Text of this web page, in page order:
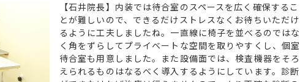
【石井院長】内装では待合室のスペースを広く確保するこ
とが難しいので、できるだけストレスなくお待ちいただけ
るように工夫しましたね。一直線に椅子を並べるのではな
く角をずらしてプライベートな空間を取りやすくし、個室
待合室も用意しました。また設備面では、検査機器をそろ
えられるものはなるべく導入するようにしています。診断